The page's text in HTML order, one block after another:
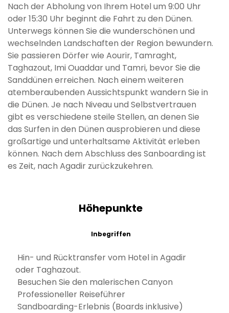
Nach der Abholung von Ihrem Hotel um 9:00 Uhr
oder 15:30 Uhr beginnt die Fahrt zu den Dünen.
Unterwegs können Sie die wunderschönen und
wechselnden Landschaften der Region bewundern.
Sie passieren Dörfer wie Aourir, Tamraght,
Taghazout, Imi Ouaddar und Tamri, bevor Sie die
Sanddünen erreichen. Nach einem weiteren
atemberaubenden Aussichtspunkt wandern Sie in
die Dünen. Je nach Niveau und Selbstvertrauen
gibt es verschiedene steile Stellen, an denen Sie
das Surfen in den Dünen ausprobieren und diese
großartige und unterhaltsame Aktivität erleben
können. Nach dem Abschluss des Sanboarding ist
es Zeit, nach Agadir zurückzukehren.
Höhepunkte
Inbegriffen
Hin- und Rücktransfer vom Hotel in Agadir
oder Taghazout.
Besuchen Sie den malerischen Canyon
Professioneller Reiseführer
Sandboarding-Erlebnis (Boards inklusive)